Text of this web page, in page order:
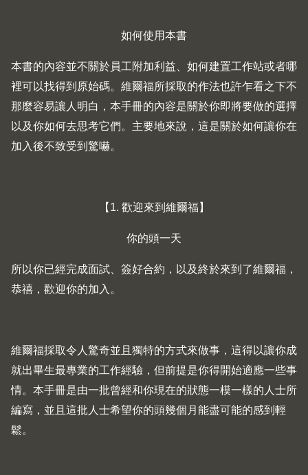
如何使用本書
本書的內容並不關於員工附加利益、如何建置工作站或者哪
裡可以找得到原始碼。維爾福所採取的作法也許乍看之下不
那麼容易讓人明白，本手冊的內容是關於你即將要做的選擇
以及你如何去思考它們。主要地來說，這是關於如何讓你在
加入後不致受到驚嚇。
【1. 歡迎來到維爾福】
你的頭一天
所以你已經完成面試、簽好合約，以及終於來到了維爾福，
恭禧，歡迎你的加入。
維爾福採取令人驚奇並且獨特的方式來做事，這得以讓你成
就出畢生最專業的工作經驗，但前提是你得開始適應一些事
情。本手冊是由一批曾經和你現在的狀態一模一樣的人士所
編寫，並且這批人士希望你的頭幾個月能盡可能的感到輕
鬆。